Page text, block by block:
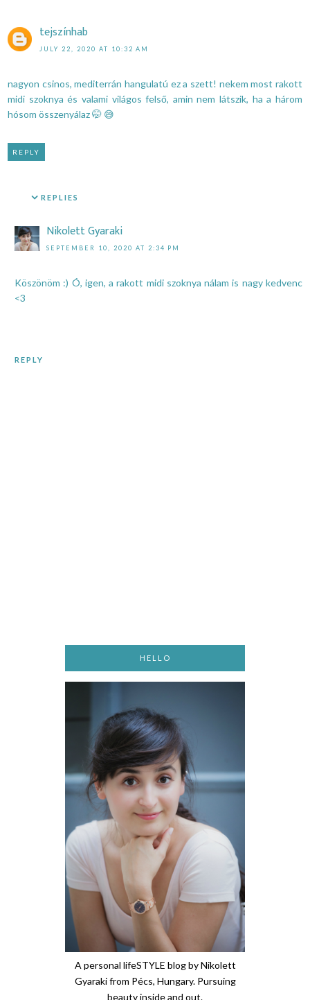
tejszínhab
JULY 22, 2020 AT 10:32 AM
nagyon csinos, mediterrán hangulatú ez a szett! nekem most rakott
midi szoknya és valami világos felső, amin nem látszik, ha a három
hósom összenyálaz 🤭 😅
REPLY
REPLIES
Nikolett Gyaraki
SEPTEMBER 10, 2020 AT 2:34 PM
Köszönöm :) Ó, igen, a rakott midi szoknya nálam is nagy kedvenc
<3
REPLY
HELLO
A personal lifeSTYLE blog by Nikolett
Gyaraki from Pécs, Hungary. Pursuing
beauty inside and out.